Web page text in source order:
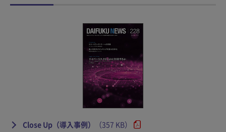
Close Up（導入事例）
（357 KB）